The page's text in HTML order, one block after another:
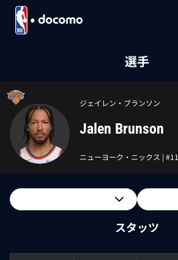
選手
ジェイレン・ブランソン
Jalen Brunson
ニューヨーク・ニックス | #11
スタッツ